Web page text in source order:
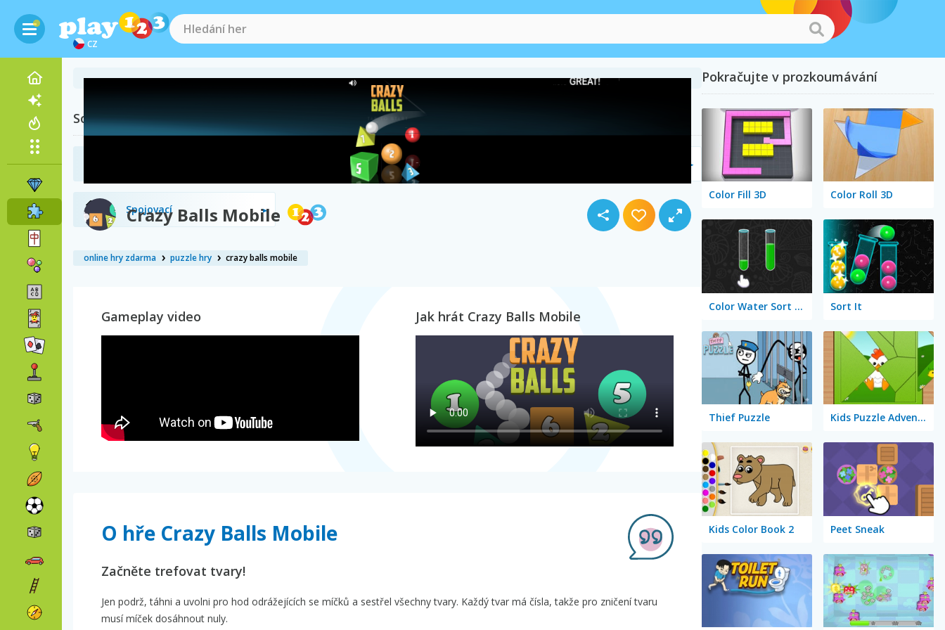
CZ
Crazy Balls Mobile
Související kategorie
Bloky
Spojovací
online hry zdarma puzzle hry crazy balls mobile
Gameplay video Jak hrát Crazy Balls Mobile
O hře Crazy Balls Mobile
Začněte trefovat tvary!
Jen podrž, táhni a uvolni pro hod odrážejících se míčků a sestřel všechny tvary. Každý tvar má čísla, takže pro zničení tvaru
musí míček dosáhnout nuly.
Pokračujte v prozkoumávání
Color Fill 3D Color Roll 3D
Color Water Sort 3D Sort It
Thief Puzzle Kids Puzzle Adventure
Kids Color Book 2 Peet Sneak